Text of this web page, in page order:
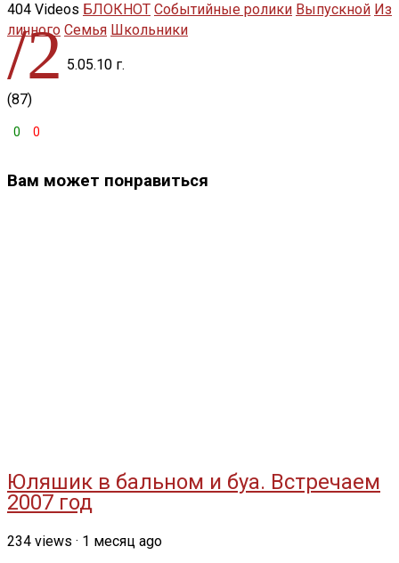
404 Videos БЛОКНОТ Событийные ролики Выпускной Из
личного Семья Школьники
/2 5.05.10 г.
(87)
0 0
Вам может понравиться
Юляшик в бальном и буа. Встречаем
2007 год
234 views · 1 месяц ago